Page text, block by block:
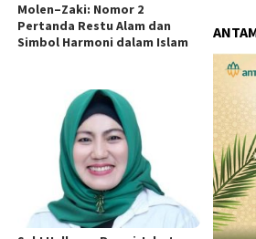
Molen–Zaki: Nomor 2
Pertanda Restu Alam dan
Simbol Harmoni dalam Islam